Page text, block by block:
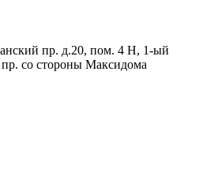
пр. д.20, пом. 4 Н, 1-ый
пр. со стороны Максидома